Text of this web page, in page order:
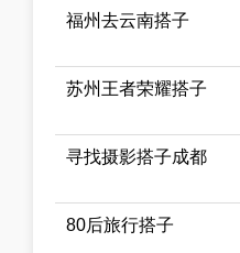
福州去云南搭子
苏州王者荣耀搭子
寻找摄影搭子成都
80后旅行搭子